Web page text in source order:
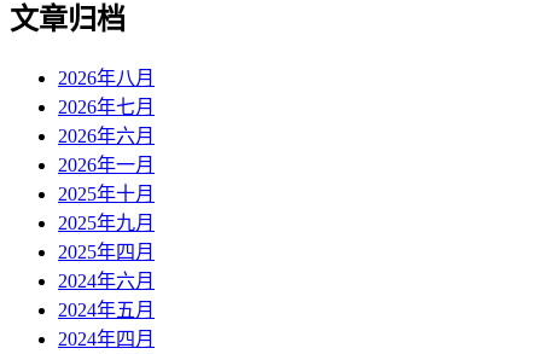
文章归档
2026年八月
2026年七月
2026年六月
2026年一月
2025年十月
2025年九月
2025年四月
2024年六月
2024年五月
2024年四月